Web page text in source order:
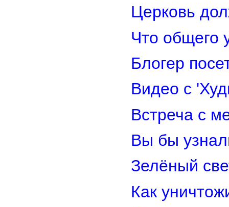
Церковь
Что общего
Блогер
Видео с
Встреча с
Вы бы
Зелёный
Как